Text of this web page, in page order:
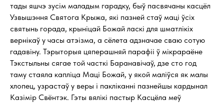
тады яшчэ зусім маладым гарадку, быў пасвячаны касцёл
Узвышэння Святога Крыжа, які пазней стаў маці ўсіх
святынь горада, крыніцай Божай ласкі для шматлікіх
вернікаў у часы атэізма, а сёлета адзначае сваю сотую
гадавіну. Тэрыторыя цяперашняй парафіі ў мікрараёне
Тэкстыльны сягае той часткі Баранавічаў, дзе сто год
таму стаяла капліца Маці Божай, у якой маліўся як малы
хлопец, узрастаў у веры і пакліканні пазнейшы кардынал
Казімір Свёнтэк. Гэты вялікі пастыр Касцёла меў